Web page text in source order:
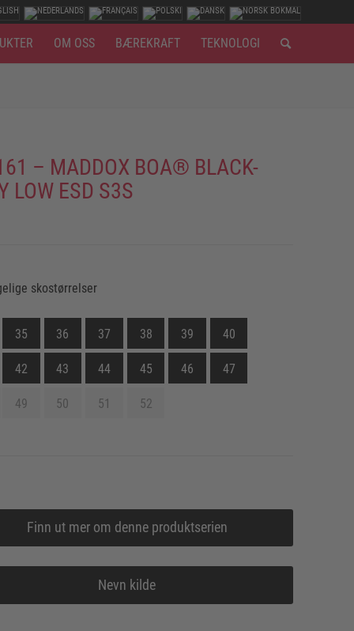
OM OSS BÆREKRAFT TEKNOLOGI
– MADDOX BOA® BLACK-
LOW ESD S3S
skostørrelser
35 36 37 38 39 40
42 43 44 45 46 47
49 50 51 52
Finn ut mer om denne produktserien
Nevn kilde